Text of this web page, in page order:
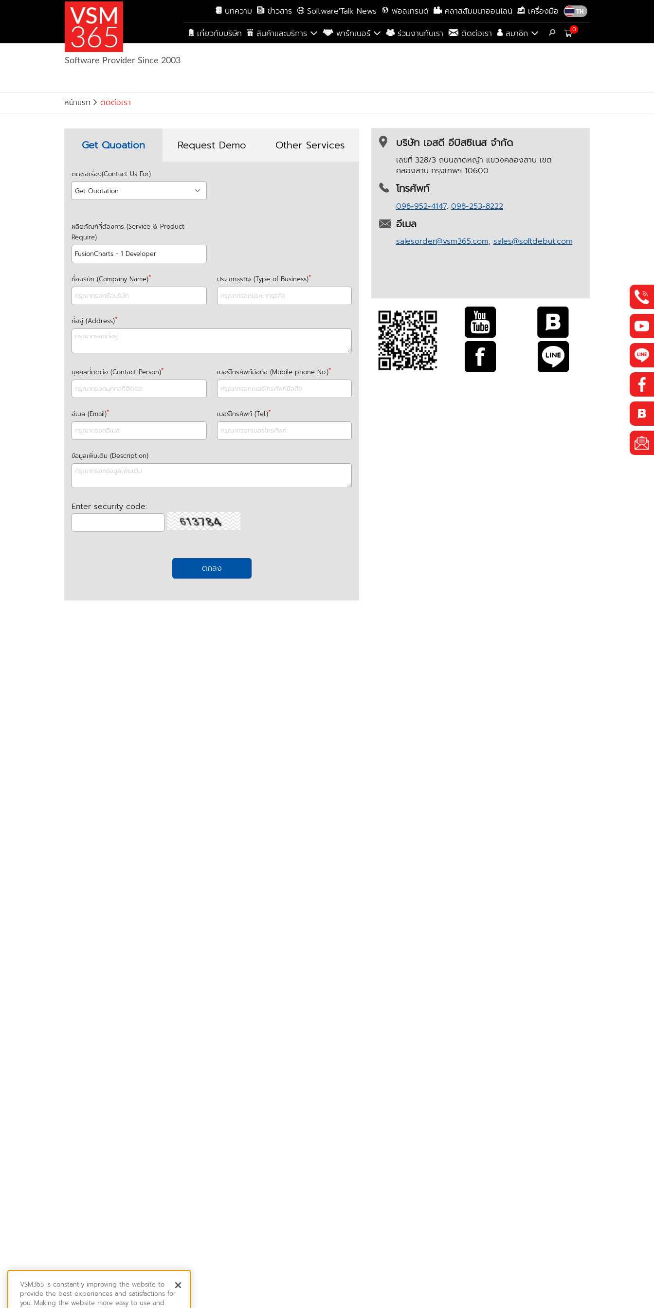
บทความ ข่าวสาร Software'Talk News ฟอลเทรนด์ คลาสสัมมนาออนไลน์
เครื่องมือ
เกี่ยวกับบริษัท
สินค้าและบริการ พาร์ทเนอร์ ร่วมงานกับเรา ติดต่อเรา สมาชิก 0
Software Provider Since 2003
หน้าแรก ติดต่อเรา
Get Quoation Request Demo Other Services
ติดต่อเรื่อง(Contact Us For)
ผลิตภัณฑ์ที่ต้องการ (Service & Product
Require)
ชื่อบริษัท (Company Name) ประเภทธุรกิจ (Type of Business)
ที่อยู่ (Address)
บุคคลที่ติดต่อ (Contact Person) เบอร์โทรศัพท์มือถือ (Mobile phone No.)
อีเมล (Email) เบอร์โทรศัพท์ (Tel.)
ข้อมูลเพิ่มเติม (Description)
Enter security code:
บริษัท เอสดี อีบิสซิเนส จำกัด
เลขที่ 328/3 ถนนลาดหญ้า แขวงคลองสาน เขต
คลองสาน กรุงเทพฯ 10600
โทรศัพท์
098-952-4147, 098-253-8222
อีเมล
salesorder@vsm365.com,sales@softdebut.com
VSM365 is constantly improving the website to
provide the best experiences and satisfactions for
you. Making the website more easy to use and